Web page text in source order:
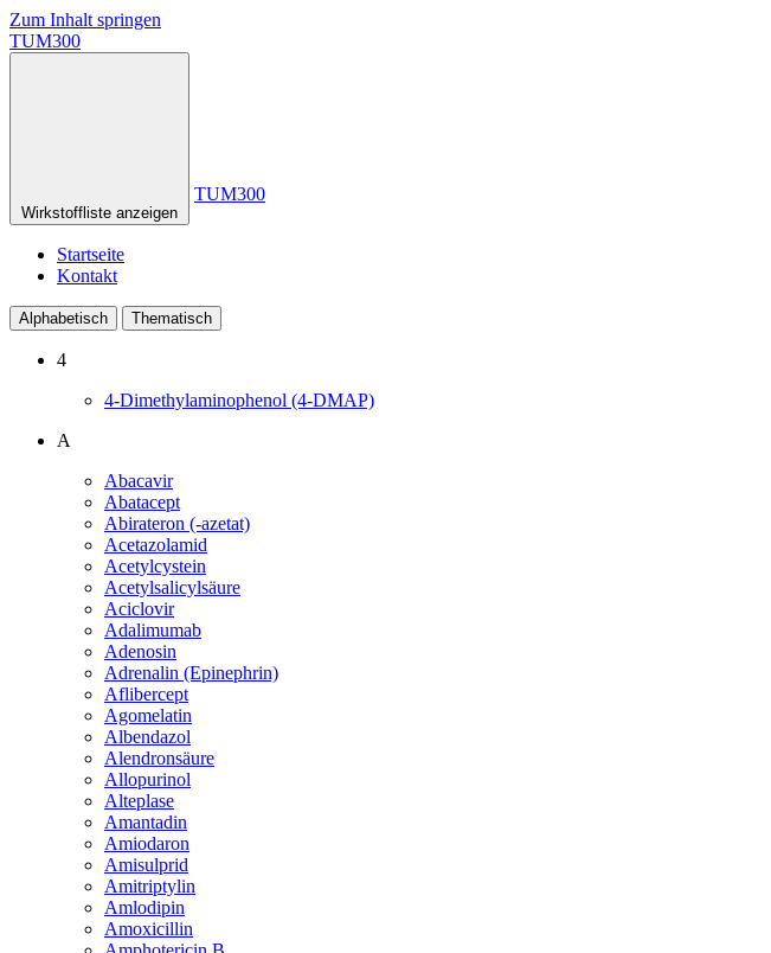
Zum Inhalt springen
TUM300
Wirkstoffliste anzeigen
TUM300
Startseite
Kontakt
Alphabetisch Thematisch
4
4-Dimethylaminophenol (4-DMAP)
A
Abacavir
Abatacept
Abirateron (-azetat)
Acetazolamid
Acetylcystein
Acetylsalicylsäure
Aciclovir
Adalimumab
Adenosin
Adrenalin (Epinephrin)
Aflibercept
Agomelatin
Albendazol
Alendronsäure
Allopurinol
Alteplase
Amantadin
Amiodaron
Amisulprid
Amitriptylin
Amlodipin
Amoxicillin